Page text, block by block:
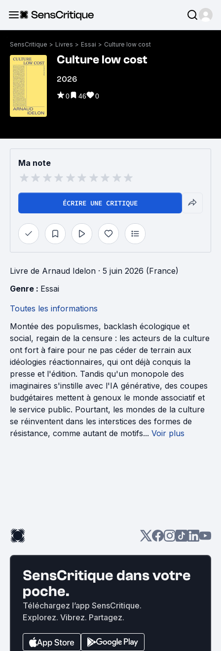
SensCritique > Livres > Essai > Culture low cost
Culture low cost
2026
0 46 0
Ma note
ÉCRIRE UNE CRITIQUE
Livre de Arnaud Idelon · 5 juin 2026 (France)
Genre : Essai
Toutes les informations
Montée des populismes, backlash écologique et
social, regain de la censure : les acteurs de la culture
ont fort à faire pour ne pas céder de terrain aux
idéologies réactionnaires, qui ont déjà conquis la
presse et l'édition. Tandis qu'un monopole des
imaginaires s'instille avec l'IA générative, des coupes
budgétaires mettent à genoux le monde associatif et
le service public. Pourtant, les mondes de la culture
se réinventent dans les interstices des formes de
résistance, comme autant de motifs... Voir plus
SensCritique dans votre
poche.
Téléchargez l’app SensCritique.
Explorez. Vibrez. Partagez.